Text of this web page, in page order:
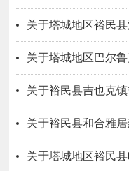
关于塔城地区裕民县污水管网处理设施中水库建设项目
关于塔城地区巴尔鲁克汽车户外运动公共服
关于裕民县吉也克镇吉也克村污水处
关于裕民县和合雅居建设
关于塔城地区裕民县哈拉布拉灌区蓄水调节